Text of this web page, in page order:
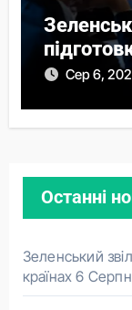
Сер 6,
Останні
Зеленський
країнах 6